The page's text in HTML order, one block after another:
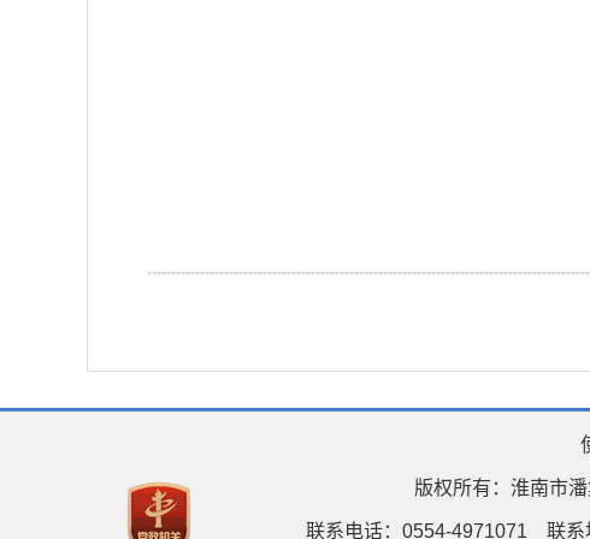
版权所有：淮南市
联系电话：0554-4971071 联系